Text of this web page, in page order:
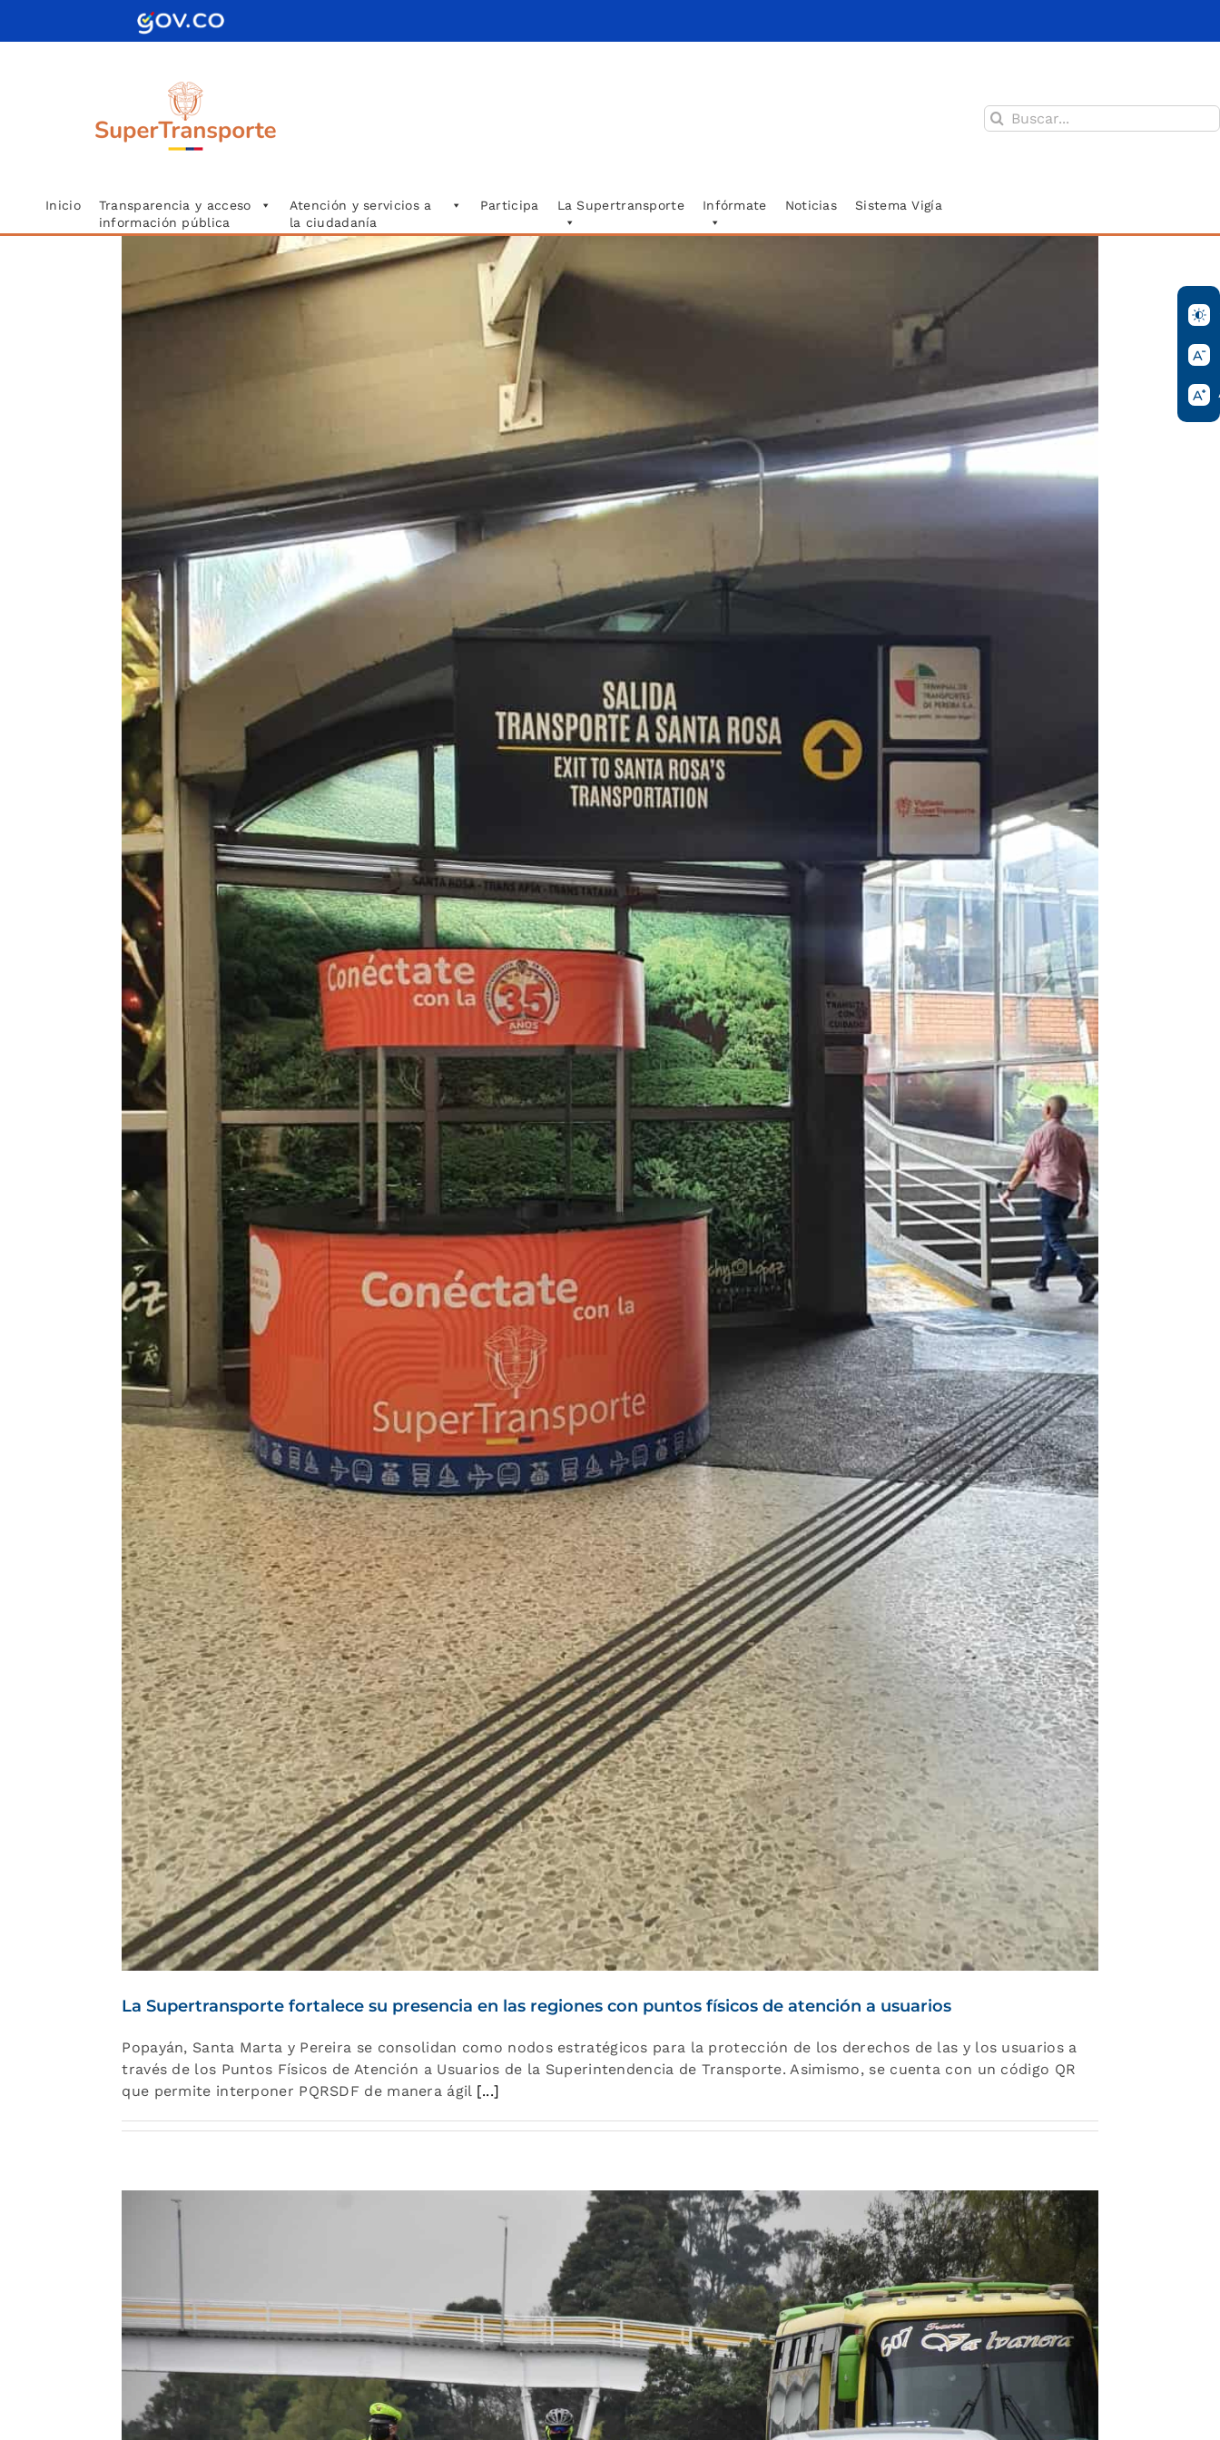
Buscar:
Inicio
Transparencia y acceso
información pública
Atención y servicios a
la ciudadanía
Participa La Supertransporte Infórmate Noticias Sistema Vigía
La Supertransporte fortalece su presencia en las regiones con puntos físicos de atención a usuarios
Popayán, Santa Marta y Pereira se consolidan como nodos estratégicos para la protección de los derechos de las y los usuarios a
través de los Puntos Físicos de Atención a Usuarios de la Superintendencia de Transporte. Asimismo, se cuenta con un código QR
que permite interponer PQRSDF de manera ágil [...]